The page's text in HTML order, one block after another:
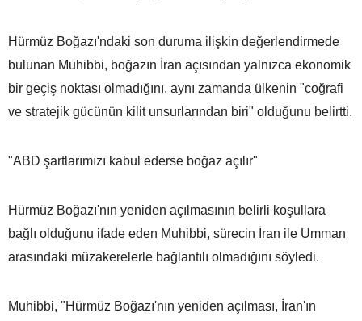
Hürmüz Boğazı'ndaki son duruma ilişkin değerlendirmede
bulunan Muhibbi, boğazın İran açısından yalnızca ekonomik
bir geçiş noktası olmadığını, aynı zamanda ülkenin "coğrafi
ve stratejik gücünün kilit unsurlarından biri" olduğunu belirtti.
"ABD şartlarımızı kabul ederse boğaz açılır"
Hürmüz Boğazı'nın yeniden açılmasının belirli koşullara
bağlı olduğunu ifade eden Muhibbi, sürecin İran ile Umman
arasındaki müzakerelerle bağlantılı olmadığını söyledi.
Muhibbi, "Hürmüz Boğazı'nın yeniden açılması, İran'ın